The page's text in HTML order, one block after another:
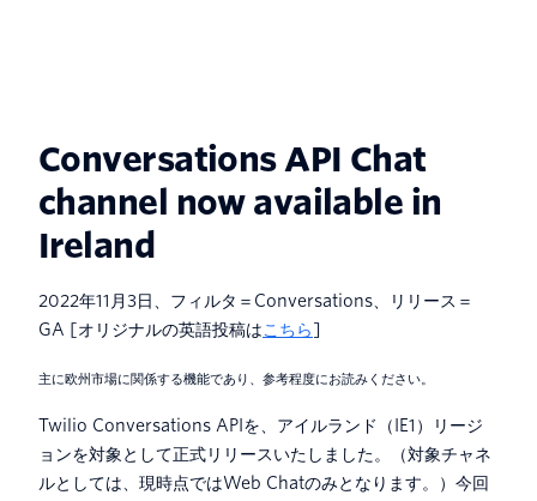
Conversations API Chat
channel now available in
Ireland
2022年11月3日、フィルタ＝Conversations、リリース＝
GA [オリジナルの英語投稿はこちら]
主に欧州市場に関係する機能であり、参考程度にお読みください。
Twilio Conversations APIを、アイルランド（IE1）リージ
ョンを対象として正式リリースいたしました。（対象チャネ
ルとしては、現時点ではWeb Chatのみとなります。）今回